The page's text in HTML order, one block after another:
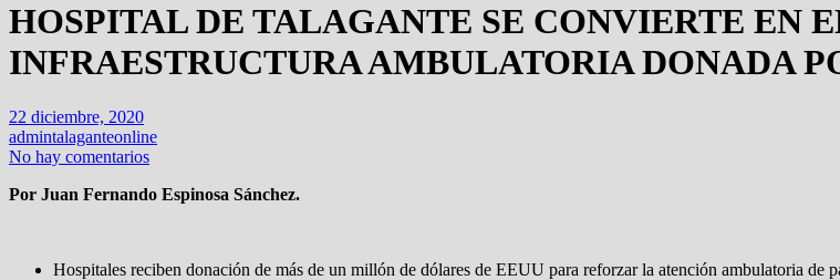
HOSPITAL DE TALAGANTE SE CONVIERTE EN
INFRAESTRUCTURA AMBULATORIA DONADA
22 diciembre, 2020
admintalaganteonline
No hay comentarios
Por Juan Fernando Espinosa Sánchez.
Hospitales reciben donación de más de un millón de dólares de EEUU para reforzar la atención ambulatoria de